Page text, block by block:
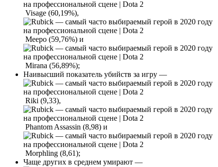
Visage (60,19%),
Meepo (59,76%) и
Mirana (56,89%);
Наивысший показатель убийств за игру —
Riki (9,33),
Phantom Assassin (8,98) и
Morphling (8,61);
Чаще других в среднем умирают —